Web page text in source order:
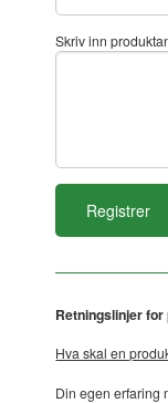
Skriv inn
Retningslinjer
Hva skal en
Din egen erfaring